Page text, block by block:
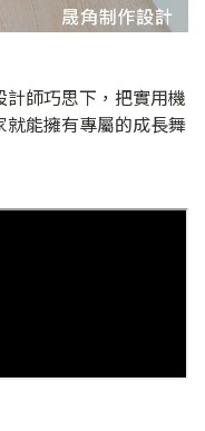
師巧思下，把實用機
能擁有專屬的成長舞